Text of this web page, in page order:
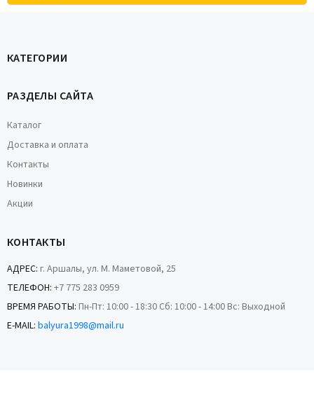
КАТЕГОРИИ
РАЗДЕЛЫ САЙТА
Каталог
Доставка и оплата
Контакты
Новинки
Акции
КОНТАКТЫ
АДРЕС: г. Аршалы, ул. М. Маметовой, 25
ТЕЛЕФОН: +7 775 283 0959
ВРЕМЯ РАБОТЫ: Пн-Пт: 10:00 - 18:30 Сб: 10:00 - 14:00 Вс: Выходной
E-MAIL: balyura1998@mail.ru